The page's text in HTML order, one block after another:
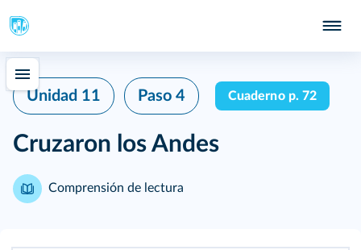
Unidad 11 Paso 4 Cuaderno p. 72
Cruzaron los Andes
Comprensión de lectura